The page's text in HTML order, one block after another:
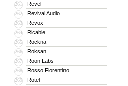
261 Revel
262 Revival Audio
263 Revox
264 Ricable
265 Rockna
266 Roksan
267 Roon Labs
268 Rosso Fiorentino
269 Rotel